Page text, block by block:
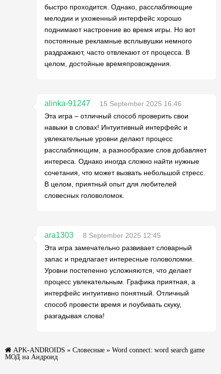
быстро проходится. Однако, расслабляющие
мелодии и ухоженный интерфейс хорошо
поднимают настроение во время игры. Но вот
постоянные рекламные всплывушки немного
раздражают, часто отвлекают от процесса. В
целом, достойные времяпровождения.
alinka-91247
15 September 2025 16:46
Эта игра – отличный способ проверить свои
навыки в словах! Интуитивный интерфейс и
увлекательные уровни делают процесс
расслабляющим, а разнообразие слов добавляет
интереса. Однако иногда сложно найти нужные
сочетания, что может вызвать небольшой стресс.
В целом, приятный опыт для любителей
словесных головоломок.
ara1303
8 September 2025 12:45
Эта игра замечательно развивает словарный
запас и предлагает интересные головоломки.
Уровни постепенно усложняются, что делает
процесс увлекательным. Графика приятная, а
интерфейс интуитивно понятный. Отличный
способ провести время и поубивать скуку,
разгадывая слова!
APK-ANDROIDS » Словесные » Word connect: word search game
МОД на Андроид